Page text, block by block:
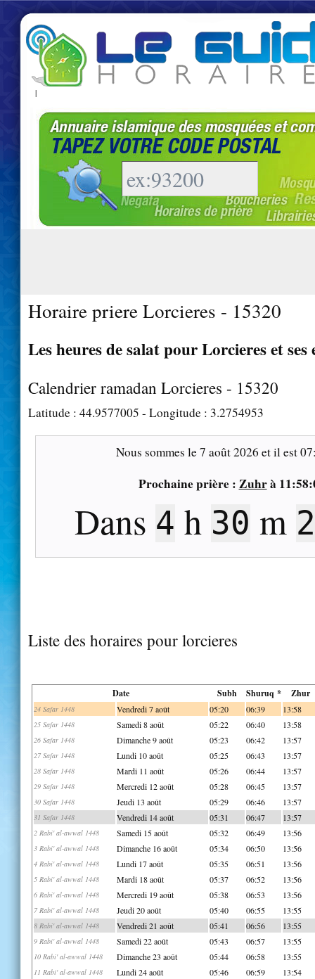
|
Horaire priere Lorcieres - 15320
Les heures de salat pour Lorcieres et ses
Calendrier ramadan Lorcieres - 15320
Latitude : 44.9577005 - Longitude : 3.2754953
Nous sommes le7 août 2026 et il est
Prochaine prière : Zuhrà
Dans 4 h 30 m
Liste des horaires pour lorcieres
Date Subh Shuruq * Zhur
24 Safar 1448 Vendredi 7 août 05:20 06:39 13:58
25 Safar 1448 Samedi 8 août 05:22 06:40 13:58
26 Safar 1448 Dimanche 9 août 05:23 06:42 13:57
27 Safar 1448 Lundi 10 août 05:25 06:43 13:57
28 Safar 1448 Mardi 11 août 05:26 06:44 13:57
29 Safar 1448 Mercredi 12 août 05:28 06:45 13:57
30 Safar 1448 Jeudi 13 août 05:29 06:46 13:57
31 Safar 1448 Vendredi 14 août 05:31 06:47 13:57
2 Rabi' al-awwal 1448 Samedi 15 août 05:32 06:49 13:56
3 Rabi' al-awwal 1448 Dimanche 16 août 05:34 06:50 13:56
4 Rabi' al-awwal 1448 Lundi 17 août 05:35 06:51 13:56
5 Rabi' al-awwal 1448 Mardi 18 août 05:37 06:52 13:56
6 Rabi' al-awwal 1448 Mercredi 19 août 05:38 06:53 13:56
7 Rabi' al-awwal 1448 Jeudi 20 août 05:40 06:55 13:55
8 Rabi' al-awwal 1448 Vendredi 21 août 05:41 06:56 13:55
9 Rabi' al-awwal 1448 Samedi 22 août 05:43 06:57 13:55
10 Rabi' al-awwal 1448 Dimanche 23 août 05:44 06:58 13:55
11 Rabi' al-awwal 1448 Lundi 24 août 05:46 06:59 13:54